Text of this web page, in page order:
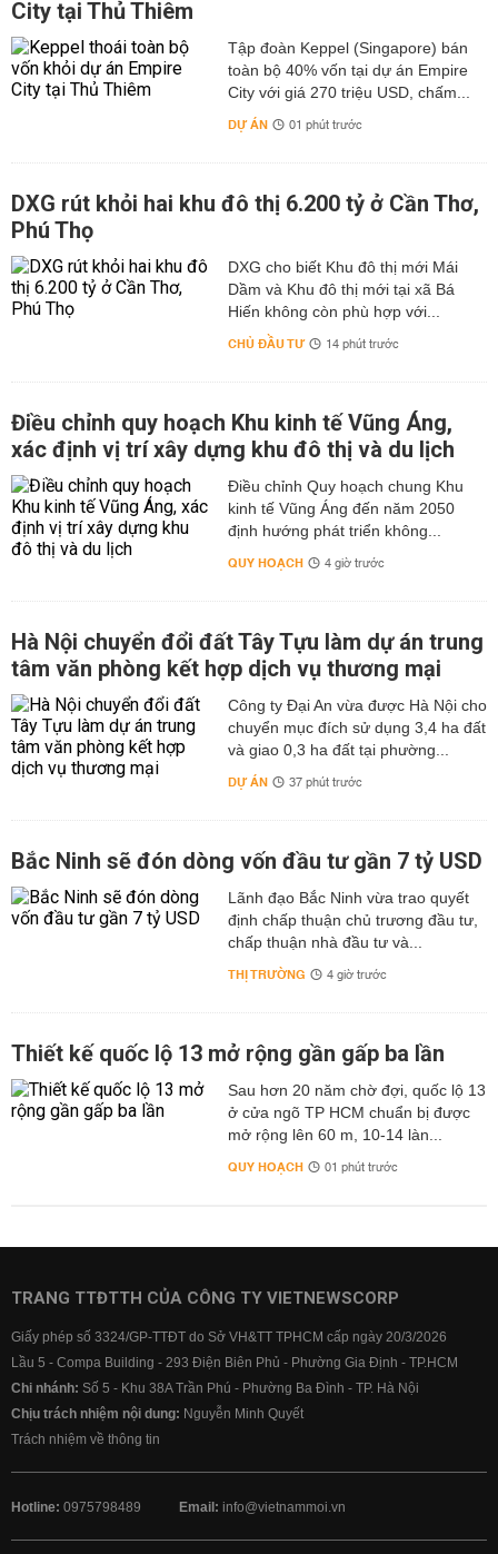
City tại Thủ Thiêm
Tập đoàn Keppel (Singapore) bán
toàn bộ 40% vốn tại dự án Empire
City với giá 270 triệu USD, chấm...
DỰ ÁN 01 phút trước
DXG rút khỏi hai khu đô thị 6.200 tỷ ở Cần Thơ,
Phú Thọ
DXG cho biết Khu đô thị mới Mái
Dầm và Khu đô thị mới tại xã Bá
Hiến không còn phù hợp với...
CHỦ ĐẦU TƯ 14 phút trước
Điều chỉnh quy hoạch Khu kinh tế Vũng Áng,
xác định vị trí xây dựng khu đô thị và du lịch
Điều chỉnh Quy hoạch chung Khu
kinh tế Vũng Áng đến năm 2050
định hướng phát triển không...
QUY HOẠCH 4 giờ trước
Hà Nội chuyển đổi đất Tây Tựu làm dự án trung
tâm văn phòng kết hợp dịch vụ thương mại
Công ty Đại An vừa được Hà Nội cho
chuyển mục đích sử dụng 3,4 ha đất
và giao 0,3 ha đất tại phường...
DỰ ÁN 37 phút trước
Bắc Ninh sẽ đón dòng vốn đầu tư gần 7 tỷ USD
Lãnh đạo Bắc Ninh vừa trao quyết
định chấp thuận chủ trương đầu tư,
chấp thuận nhà đầu tư và...
THỊ TRƯỜNG 4 giờ trước
Thiết kế quốc lộ 13 mở rộng gần gấp ba lần
Sau hơn 20 năm chờ đợi, quốc lộ 13
ở cửa ngõ TP HCM chuẩn bị được
mở rộng lên 60 m, 10-14 làn...
QUY HOẠCH 01 phút trước
TRANG TTĐTTH CỦA CÔNG TY VIETNEWSCORP
Giấy phép số 3324/GP-TTĐT do Sở VH&TT TPHCM cấp ngày 20/3/2026
Lầu 5 - Compa Building - 293 Điện Biên Phủ - Phường Gia Định - TP.HCM
Chi nhánh: Số 5 - Khu 38A Trần Phú - Phường Ba Đình - TP. Hà Nội
Chịu trách nhiệm nội dung: Nguyễn Minh Quyết
Trách nhiệm về thông tin
Hotline: 0975798489 Email: info@vietnammoi.vn